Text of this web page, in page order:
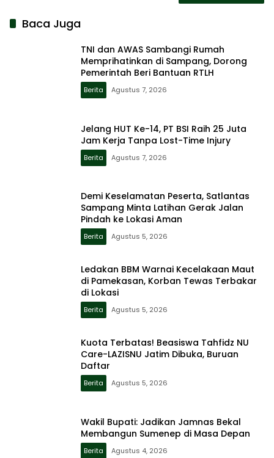
Baca Juga
TNI dan AWAS Sambangi Rumah
Memprihatinkan di Sampang, Dorong
Pemerintah Beri Bantuan RTLH
Berita Agustus 7, 2026
Jelang HUT Ke-14, PT BSI Raih 25 Juta
Jam Kerja Tanpa Lost-Time Injury
Berita Agustus 7, 2026
Demi Keselamatan Peserta, Satlantas
Sampang Minta Latihan Gerak Jalan
Pindah ke Lokasi Aman
Berita Agustus 5, 2026
Ledakan BBM Warnai Kecelakaan Maut
di Pamekasan, Korban Tewas Terbakar
di Lokasi
Berita Agustus 5, 2026
Kuota Terbatas! Beasiswa Tahfidz NU
Care-LAZISNU Jatim Dibuka, Buruan
Daftar
Berita Agustus 5, 2026
Wakil Bupati: Jadikan Jamnas Bekal
Membangun Sumenep di Masa Depan
Berita Agustus 4, 2026